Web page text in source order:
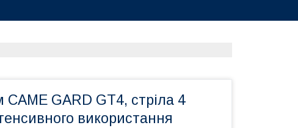
GARD GT4, стріла 4
використання